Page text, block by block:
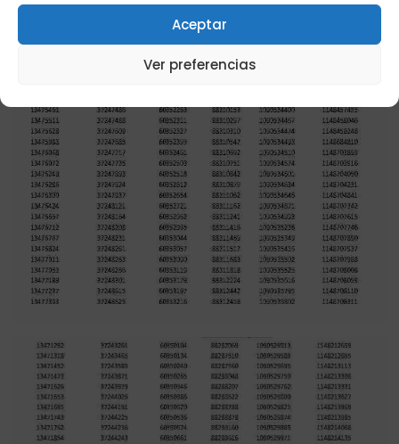
Aceptar
Ver preferencias